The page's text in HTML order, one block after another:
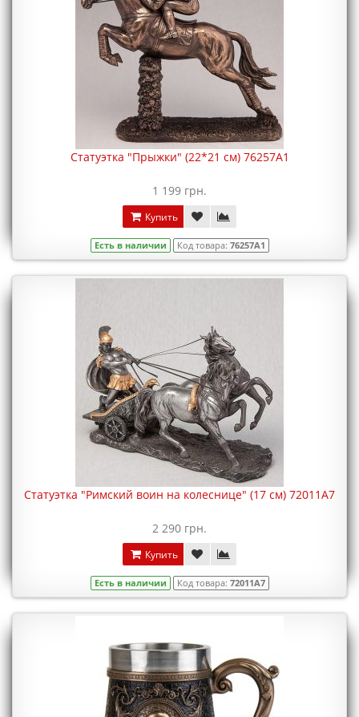
Статуэтка "Прыжки" (22*21 см) 76257A1
1 199 грн.
Купить
Есть в наличии Код товара: 76257A1
Статуэтка "Римский воин на колеснице" (17 см) 72011A7
2 290 грн.
Купить
Есть в наличии Код товара: 72011A7